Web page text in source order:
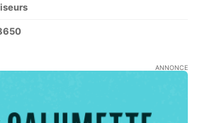
ANNONCE